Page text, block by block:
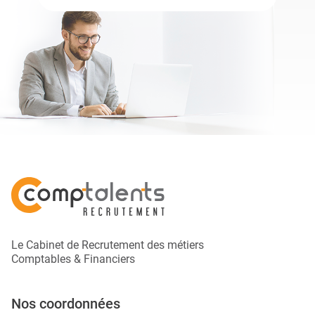
Le Cabinet de Recrutement des métiers
Comptables & Financiers
Nos coordonnées